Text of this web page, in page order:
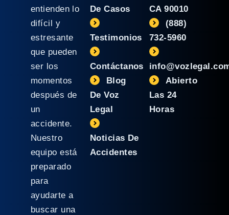
entienden lo
difícil y
estresante
que pueden
ser los
momentos
después de
un
accidente.
Nuestro
equipo está
preparado
para
ayudarte a
buscar una
De Casos
Testimonios
Contáctanos
Blog
De Voz
Legal
Noticias De
Accidentes
CA 90010
(888)
732-5960
Abierto
Las 24
Horas